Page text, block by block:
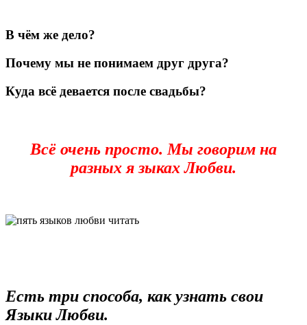
В чём же дело?
Почему мы не понимаем друг друга?
Куда всё девается после свадьбы?
Всё очень просто. Мы говорим на
разных я зыках Любви.
Есть три способа, как узнать свои
Языки Любви.